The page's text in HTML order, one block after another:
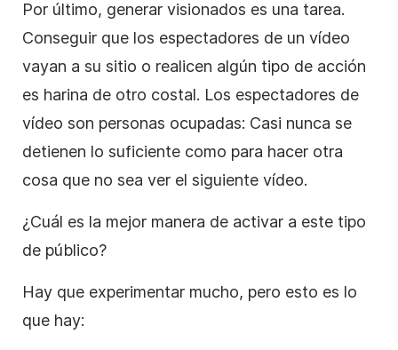
Por último, generar visionados es una tarea.
Conseguir que los espectadores de un vídeo
vayan a su sitio o realicen algún tipo de acción
es harina de otro costal. Los espectadores de
vídeo son personas ocupadas: Casi nunca se
detienen lo suficiente como para hacer otra
cosa que no sea ver el siguiente vídeo.
¿Cuál es la mejor manera de activar a este tipo
de público?
Hay que experimentar mucho, pero esto es lo
que hay: